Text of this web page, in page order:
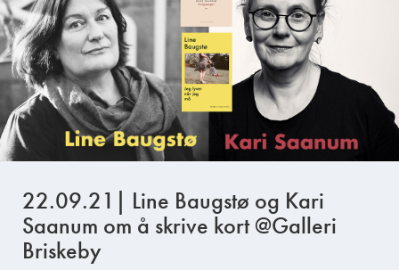
22.09.21| Line Baugstø og Kari
Saanum om å skrive kort @Galleri
Briskeby